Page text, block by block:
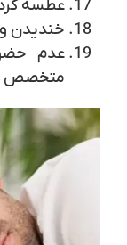
عطسه
خندیدن و
عدم
متخصص